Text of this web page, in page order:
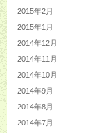
2015年2月
2015年1月
2014年12月
2014年11月
2014年10月
2014年9月
2014年8月
2014年7月